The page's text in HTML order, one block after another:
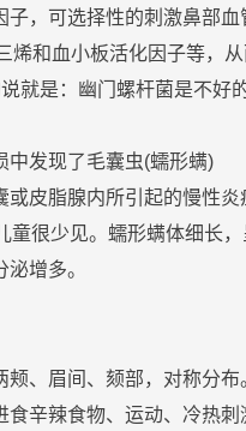
子，可选择性的刺激鼻部血
和血小板活化因子等，从
就是：幽门螺杆菌是不好
中发现了毛囊虫(蠕形螨)
皮脂腺内所引起的慢性炎
很少见。蠕形螨体细长
增多。
、眉间、颏部，对称分布
食辛辣食物、运动、冷热刺